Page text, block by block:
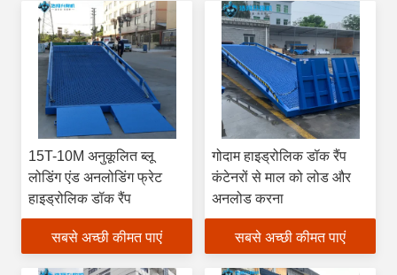
15T-10M अनुकूलित ब्लू
लोडिंग एंड अनलोडिंग फ्रेट
हाइड्रोलिक डॉक रैंप
सबसे अच्छी कीमत पाएं
गोदाम हाइड्रोलिक डॉक रैंप
कंटेनरों से माल को लोड और
अनलोड करना
सबसे अच्छी कीमत पाएं